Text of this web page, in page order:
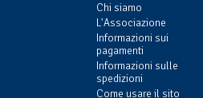
Chi siamo
L'Associazione
Informazioni sui
pagamenti
Informazioni sulle
spedizioni
Come usare il sito